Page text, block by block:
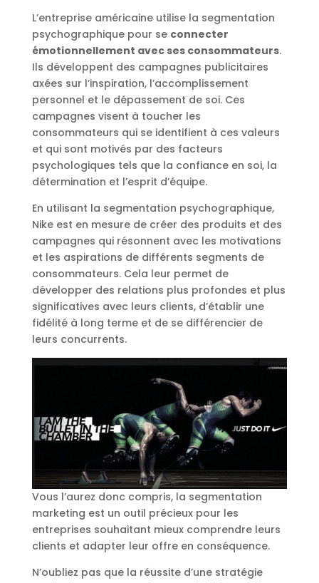
L’entreprise américaine utilise la segmentation
psychographique pour se connecter
émotionnellement avec ses consommateurs.
Ils développent des campagnes publicitaires
axées sur l’inspiration, l’accomplissement
personnel et le dépassement de soi. Ces
campagnes visent à toucher les
consommateurs qui se identifient à ces valeurs
et qui sont motivés par des facteurs
psychologiques tels que la confiance en soi, la
détermination et l’esprit d’équipe.
En utilisant la segmentation psychographique,
Nike est en mesure de créer des produits et des
campagnes qui résonnent avec les motivations
et les aspirations de différents segments de
consommateurs. Cela leur permet de
développer des relations plus profondes et plus
significatives avec leurs clients, d’établir une
fidélité à long terme et de se différencier de
leurs concurrents.
Vous l’aurez donc compris, la segmentation
marketing est un outil précieux pour les
entreprises souhaitant mieux comprendre leurs
clients et adapter leur offre en conséquence.
N’oubliez pas que la réussite d’une stratégie